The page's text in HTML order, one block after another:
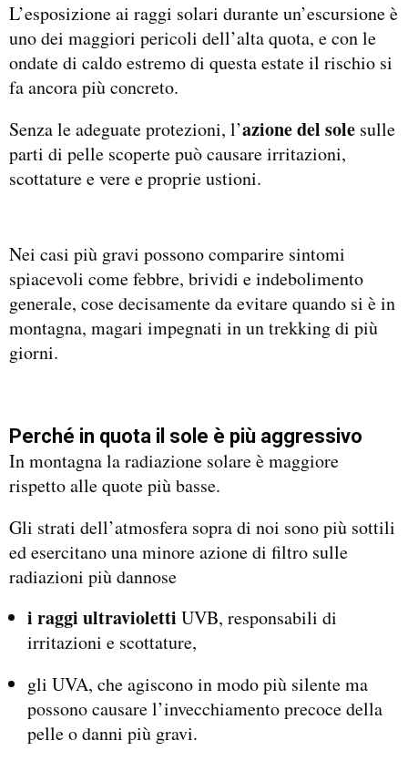
L’esposizione ai raggi solari durante un’escursione è
uno dei maggiori pericoli dell’alta quota, e con le
ondate di caldo estremo di questa estate il rischio si
fa ancora più concreto.
Senza le adeguate protezioni, l’azione del sole sulle
parti di pelle scoperte può causare irritazioni,
scottature e vere e proprie ustioni.
Nei casi più gravi possono comparire sintomi
spiacevoli come febbre, brividi e indebolimento
generale, cose decisamente da evitare quando si è in
montagna, magari impegnati in un trekking di più
giorni.
Perché in quota il sole è più aggressivo
In montagna la radiazione solare è maggiore
rispetto alle quote più basse.
Gli strati dell’atmosfera sopra di noi sono più sottili
ed esercitano una minore azione di filtro sulle
radiazioni più dannose
i raggi ultravioletti UVB, responsabili di
irritazioni e scottature,
gli UVA, che agiscono in modo più silente ma
possono causare l’invecchiamento precoce della
pelle o danni più gravi.